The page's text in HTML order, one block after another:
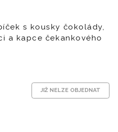
s kousky čokolády,
a kapce čekankového
JIŽ NELZE OBJEDNAT